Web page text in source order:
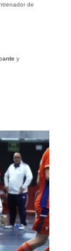
de
y